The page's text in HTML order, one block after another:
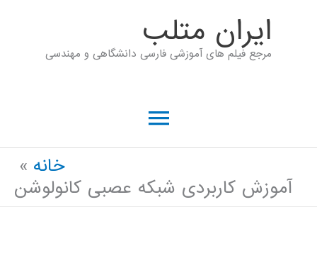
ايران متلب
مرجع فیلم های آموزشی فارسی دانشگاهی و مهندسی
فهرست
خانه
آموزش کاربردی شبکه عصبی کانولوشن